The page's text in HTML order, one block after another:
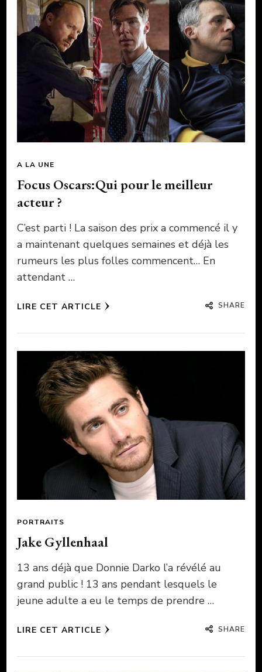
A LA UNE
Focus Oscars:Qui pour le meilleur
acteur ?
C’est parti ! La saison des prix a commencé il y
a maintenant quelques semaines et déjà les
rumeurs les plus folles commencent… En
attendant …
LIRE CET ARTICLE SHARE
PORTRAITS
Jake Gyllenhaal
13 ans déjà que Donnie Darko l’a révélé au
grand public ! 13 ans pendant lesquels le
jeune adulte a eu le temps de prendre …
LIRE CET ARTICLE SHARE